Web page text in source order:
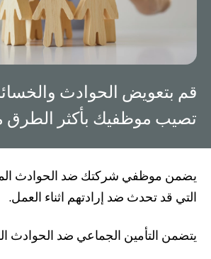
صناديق الاستثمار
بطاقة بزنس بلاس
المزايا الضريبية
الائتمان الإيجاري
قم بتعويض الحوادث
تصيب موظفيك بأكثر الطرق
يضمن موظفي شركتك ضد الحوادث
التي قد تحدث ضد إرادتهم اثناء العمل.
يتضمن التأمين الجماعي ضد الحوادث